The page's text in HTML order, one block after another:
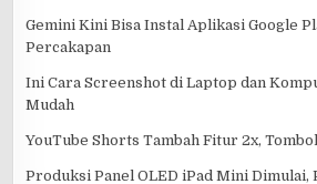
Gemini Kini Bisa Instal Aplikasi Google
Percakapan
Ini Cara Screenshot di Laptop dan
Mudah
YouTube Shorts Tambah Fitur 2x,
Produksi Panel OLED iPad Mini Dimulai,